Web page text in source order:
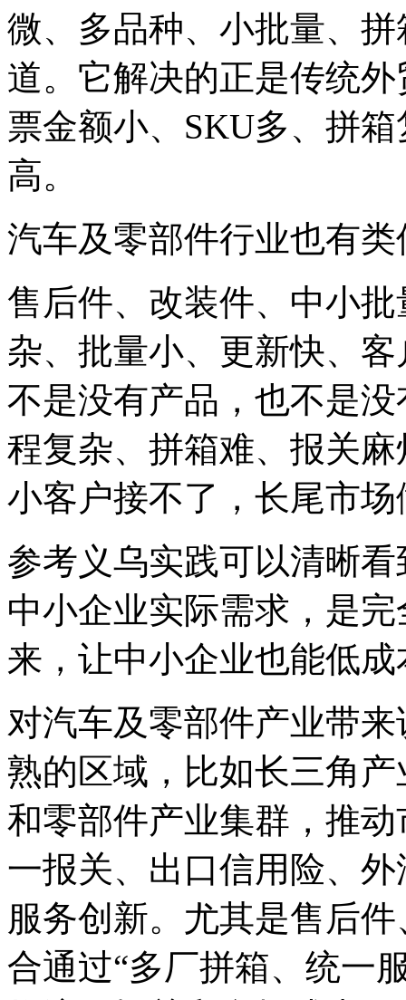
微、多品种、小批量、
道。它解决的正是传统
票金额小、SKU多、拼
高。
汽车及零部件行业也有
售后件、改装件、中小
杂、批量小、更新快、
不是没有产品，也不是
程复杂、拼箱难、报关
小客户接不了，长尾市
参考义乌实践可以清晰
中小企业实际需求，是
来，让中小企业也能低
对汽车及零部件产业带
熟的区域，比如长三角
和零部件产业集群，推
一报关、出口信用险、
服务创新。尤其是售后
合通过“多厂拼箱、统一